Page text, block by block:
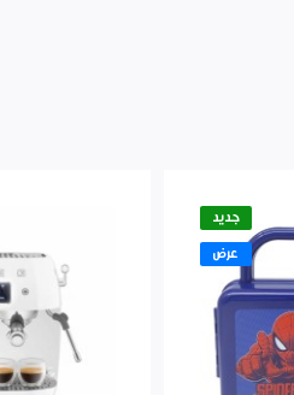
جديد
عرض